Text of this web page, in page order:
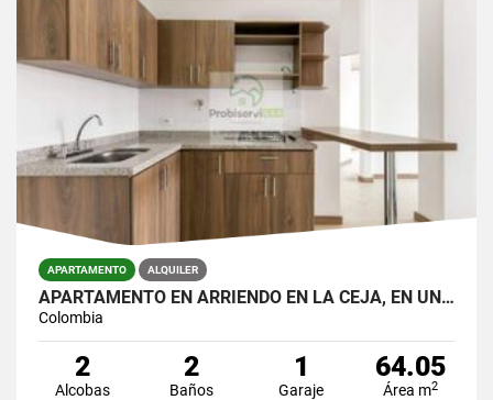
APARTAMENTO ALQUILER
APARTAMENTO EN ARRIENDO EN LA CEJA, EN UNIDAD CERRADA.
Colombia
2
Alcobas
2
Baños
1
Garaje
64.05
Área m2